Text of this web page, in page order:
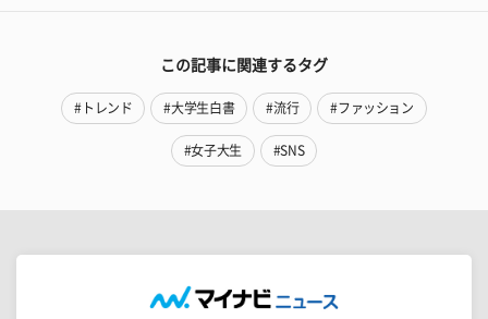
この記事に関連するタグ
#トレンド #大学生白書 #流行 #ファッション
#女子大生 #SNS